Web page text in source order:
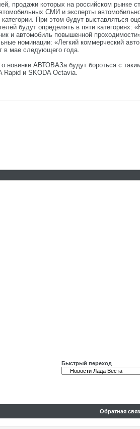
продажи которых на российском рынке
СМИ и эксперты
При этом будут выставляться
будут определять в пяти категориях:
и автомобиль повышенной
номинации: «Легкий коммерческий
в мае следующего года.
новинки АВТОВАЗа будут бороться с
Rapid и SKODA Octavia.
Быстрый переход
Обратная